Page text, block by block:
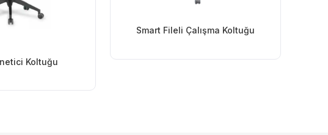
Koltuğu
Smart Fileli Çalışma Koltuğu